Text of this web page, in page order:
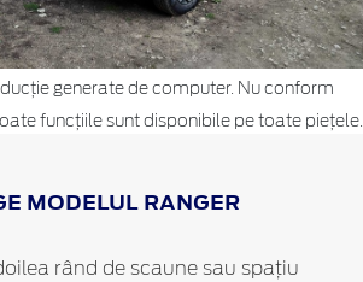
generate de computer. Nu conform
funcțiile sunt disponibile pe toate piețele.
MODELUL RANGER
rând de scaune sau spațiu